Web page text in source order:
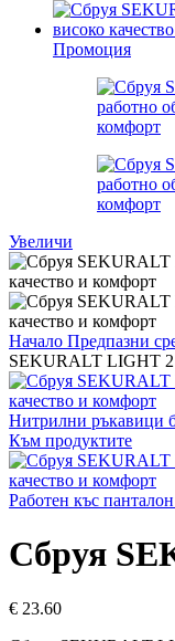
Промоция
Увеличи
Начало Предпазни
SEKURALT LIGHT 2
Нитрилни ръкавици
Към продуктите
Работен къс
Сбруя
€ 23.60